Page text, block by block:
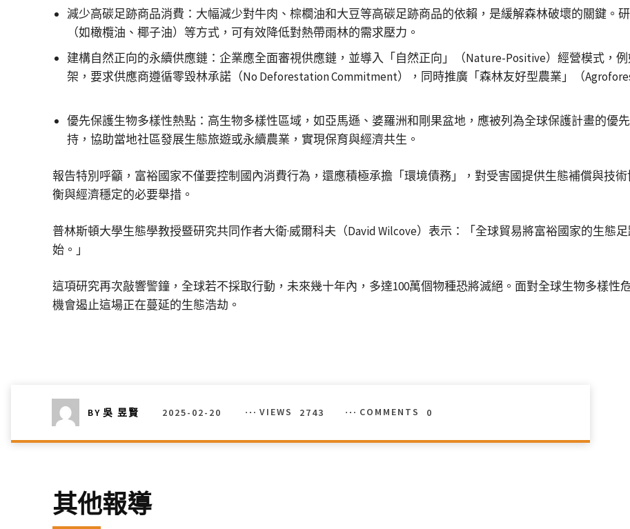
減少高碳足跡商品消費：大幅減少對牛肉、棕櫚油和大豆等高碳足跡商品的依賴，是緩解森林破壞的關鍵。
（如橄欖油、椰子油）等方式，可有效降低對熱帶雨林的需求壓力。
建構自然正向的永續供應鏈：企業應全面審視供應鏈，並導入「自然正向」（Nature-Positive）經營模式，
架，要求供應商遵循零毀林承諾（No Deforestation Commitment），同時推廣「森林友好型農業」（
優先保護生物多樣性熱點：高生物多樣性區域，如亞馬遜、婆羅洲和剛果盆地，應被列為全球保護計畫的優
持，協助當地社區發展生態旅遊或永續農業，實現保育與經濟共生。
報告特別呼籲，富裕國家不僅要控制國內消費行為，還應積極承擔「環境債務」，對受害國提供生態補償與技
衡與經濟穩定的必要舉措。
普林斯頓大學生態學教授暨研究共同作者大衛·威爾科夫（David Wilcove）表示：「全球貿易將富裕國家的生態
始。」
這項研究再次敲響警鐘，全球若不採取行動，未來幾十年內，多達100萬個物種恐將滅絕。面對全球生物多樣性
機會遏止這場正在蔓延的生態浩劫。
BY 吳 昱賢 2025-02-20 VIEWS 2743 COMMENTS 0
其他報導